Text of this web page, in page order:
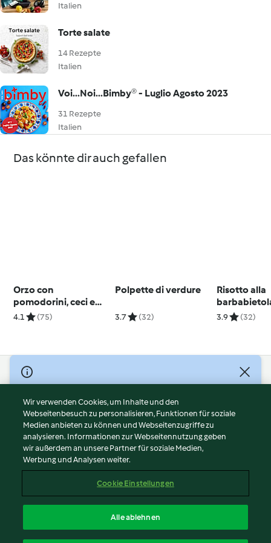
Italien
Torte salate
14 Rezepte
Italien
Voi...Noi...Bimby® - Luglio Agosto 2023
31 Rezepte
Italien
Das könnte dir auch gefallen
Orzo con
pomodorini, ceci e
zucchine
4.1 (75)
Polpette di verdure
3.7 (32)
Risotto alla
con
3.9 (32)
© Copyright 2026
Nutzungsbedingungen
Datenschutzrichtlinien
Disclaimer
Impressum
Cookies
Abo kündigen
Erklärung zur Barrierefreiheit
Wir verwenden Cookies, um Inhalte und den
Webseitenbesuch zu personalisieren, Funktionen für soziale
Medien anbieten zu können und Webseitenzugriffe zu
analysieren. Informationen zur Webseitennutzung geben
wir außerdem an unsere Partner für soziale Medien,
Werbung und Analysen weiter.
Cookie Einstellungen
Alle ablehnen